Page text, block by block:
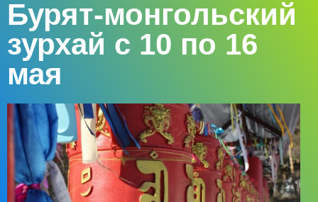
Бурят-монгольский
зурхай с 10 по 16
мая